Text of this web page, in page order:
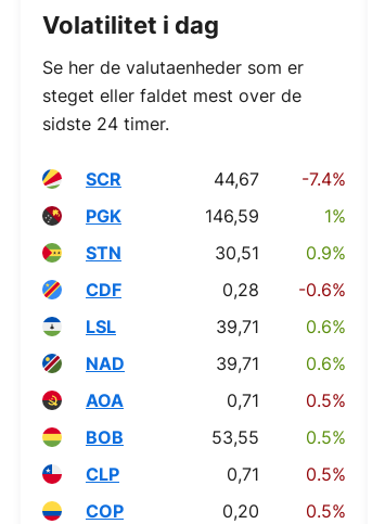
Volatilitet i dag
Se her de valutaenheder som er
steget eller faldet mest over de
sidste 24 timer.
SCR 44,67
-7.4%
PGK
146,59
1%
STN
30,51
0.9%
CDF
0,28
-0.6%
LSL
39,71
0.6%
NAD
39,71
0.6%
AOA
0,71
0.5%
BOB
53,55
0.5%
CLP
0,71
0.5%
COP
0,20 0.5%